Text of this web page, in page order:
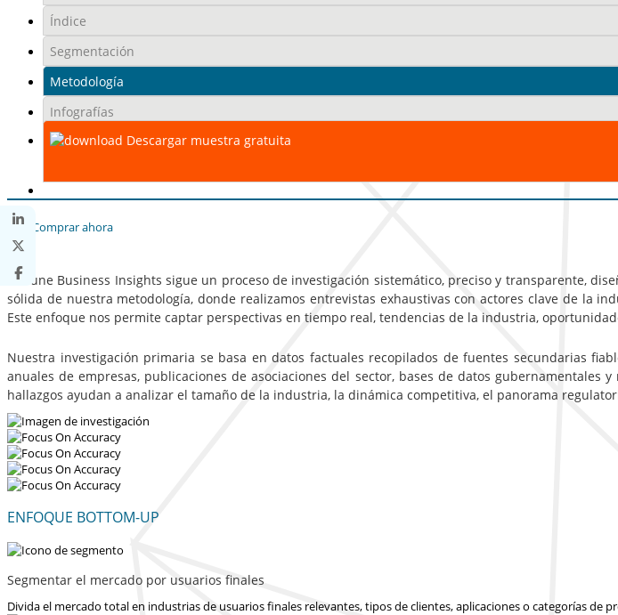
Índice
Segmentación
Metodología
Infografías
Descargar muestra gratuita
Comprar ahora
Fortune Business Insights sigue un proceso de investigación sistemático, preciso y transparente,
sólida de nuestra metodología, donde realizamos entrevistas exhaustivas con actores clave de la
Este enfoque nos permite captar perspectivas en tiempo real, tendencias de la industria,
Nuestra investigación primaria se basa en datos factuales recopilados de fuentes secundarias
anuales de empresas, publicaciones de asociaciones del sector, bases de datos gubernamentales
hallazgos ayudan a analizar el tamaño de la industria, la dinámica competitiva, el panorama
ENFOQUE BOTTOM-UP
Segmentar el mercado por usuarios finales
Divida el mercado total en industrias de usuarios finales relevantes, tipos de clientes, aplicaciones o categorías de